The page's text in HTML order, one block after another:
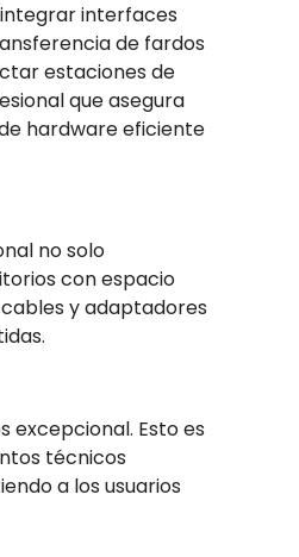
interfaces
de fardos
estaciones de
que asegura
hardware eficiente
no solo
con espacio
y adaptadores
excepcional. Esto es
técnicos
a los usuarios